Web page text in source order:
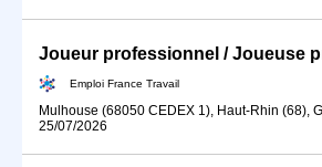
Emploi France Travail
Mulhouse (68050 CEDEX 1), Haut-Rhin (68),
25/07/2026